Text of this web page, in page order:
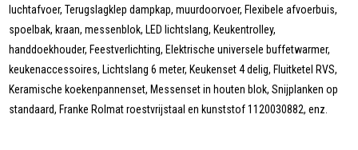
luchtafvoer, Terugslagklep dampkap, muurdoorvoer, Flexibele afvoerbuis,
spoelbak, kraan, messenblok, LED lichtslang, Keukentrolley,
handdoekhouder, Feestverlichting, Elektrische universele buffetwarmer,
keukenaccessoires, Lichtslang 6 meter, Keukenset 4 delig, Fluitketel RVS,
Keramische koekenpannenset, Messenset in houten blok, Snijplanken op
standaard, Franke Rolmat roestvrijstaal en kunststof 1120030882, enz.